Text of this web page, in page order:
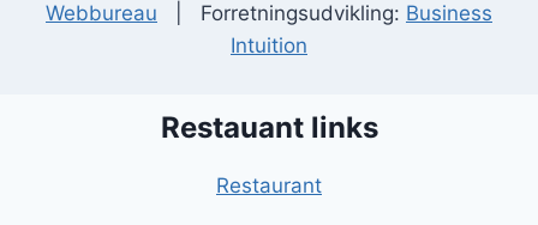
Webbureau | Forretningsudvikling: Business
Intuition
Restauant links
Restaurant